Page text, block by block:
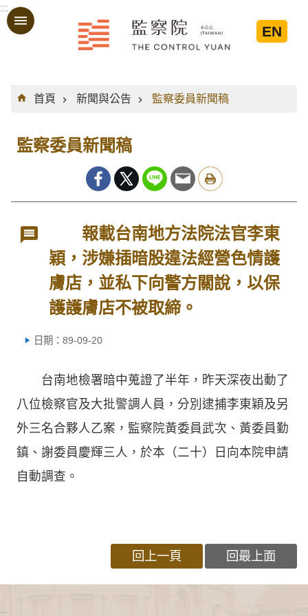
跳到主要內容區塊
:::
EN
:::
首頁
新聞與公告 監察委員新聞稿
監察委員新聞稿
報載台南地方法院法官李東
穎，涉嫌插暗股違法經營色情護
膚店，並私下向警方關說，以保
護護膚店不被取締。
日期：89-09-20
台南地檢署暗中蒐證了半年，昨天深夜出動了
八位檢察官及大批警調人員，分別逮捕李東穎及另
外三名合夥人乙案，監察院黃委員武次、黃委員勤
鎮、謝委員慶輝三人，於本（二十）日向本院申請
自動調查。
回上一頁 回最上面